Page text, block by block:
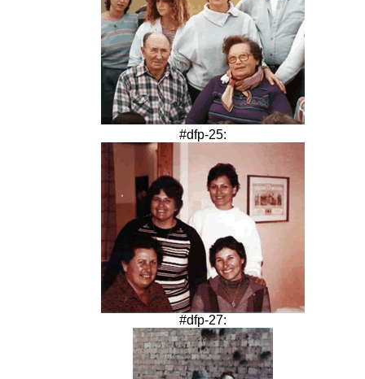
#dfp-25:
#dfp-27: